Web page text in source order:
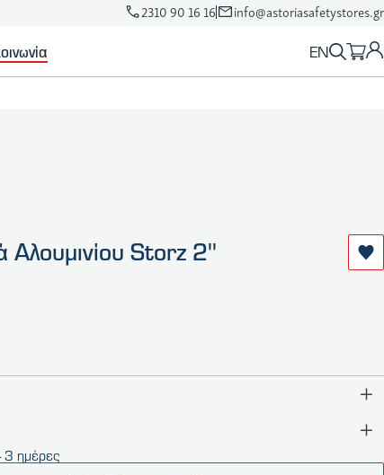
2310 90 16 16 info@astoriasafetystores.gr
EN
Storz 2''
ημέρες